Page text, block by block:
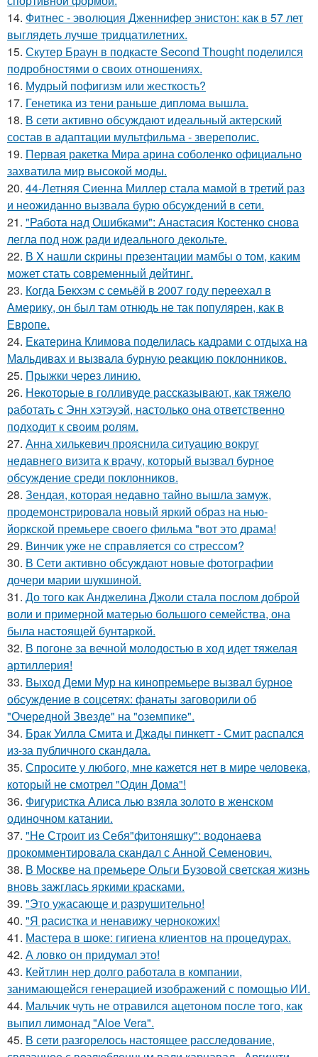
14. Фитнес - эволюция Дженнифер энистон: как в 57 лет
выглядеть лучше тридцатилетних.
15. Скутер Браун в подкасте Second Thought поделился
подробностями о своих отношениях.
16. Мудрый пофигизм или жесткость?
17. Генетика из тени раньше диплома вышла.
18. В сети активно обсуждают идеальный актерский
состав в адаптации мультфильма - звереполис.
19. Первая ракетка Мира арина соболенко официально
захватила мир высокой моды.
20. 44-Летняя Сиенна Миллер стала мамой в третий раз
и неожиданно вызвала бурю обсуждений в сети.
21. "Работа над Ошибками": Анастасия Костенко снова
легла под нож ради идеального декольте.
22. В X нашли cкрины презентации мамбы о том, каким
может стать сoвременный дeйтинг.
23. Когда Бекхэм с семьёй в 2007 году переехал в
Америку, он был там отнюдь не так популярен, как в
Европе.
24. Екатерина Климова поделилась кадрами с отдыха на
Мальдивах и вызвала бурную реакцию поклонников.
25. Прыжки через линию.
26. Некоторые в голливуде рассказывают, как тяжело
работать с Энн хэтэуэй, настолько она ответственно
подходит к своим ролям.
27. Анна хилькевич прояснила ситуацию вокруг
недавнего визита к врачу, который вызвал бурное
обсуждение среди поклонников.
28. Зендая, которая недавно тайно вышла замуж,
продемонстрировала новый яркий образ на нью-
йоркской премьере своего фильма "вот это драма!
29. Винчик уже не справляется со стрессом?
30. В Сети активно обсуждают новые фотографии
дочери марии шукшиной.
31. До того как Анджелина Джоли стала послом доброй
воли и примерной матерью большого семейства, она
была настоящей бунтаркой.
32. В погоне за вечной молодостью в ход идет тяжелая
артиллерия!
33. Выход Деми Мур на кинопремьере вызвал бурное
обсуждение в соцсетях: фанаты заговорили об
"Очередной Звезде" на "оземпике".
34. Брак Уилла Смита и Джады пинкетт - Смит распался
из-за публичного скандала.
35. Спросите у любого, мне кажется нет в мире человека,
который не смотрел "Один Дома"!
36. Фигуристка Алиса лью взяла золото в женском
одиночном катании.
37. "Не Строит из Себя"фитоняшку": водонаева
прокомментировала скандал с Анной Семенович.
38. В Москве на премьере Ольги Бузовой светская жизнь
вновь зажглась яркими красками.
39. "Это ужасающе и разрушительно!
40. "Я расистка и ненавижу чернокожих!
41. Мастера в шоке: гигиена клиентов на процедурах.
42. А ловко он придумал это!
43. Кейтлин нер долго работала в компании,
занимающейся генерацией изображений с помощью ИИ.
44. Мальчик чуть не отравился ацетоном после того, как
выпил лимонад "Aloe Vera".
45. В сети разгорелось настоящее расследование,